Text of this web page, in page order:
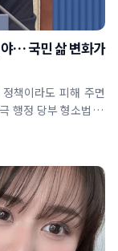
… 국민 삶 변화가
행정 당부 형소법 개